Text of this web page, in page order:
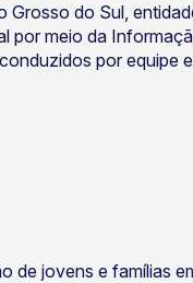
do Sul,
por meio da
por equipe
de jovens e famílias